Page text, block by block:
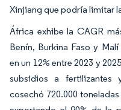
Xinjiang que podría limitar
África exhibe la CAGR
Benín, Burkina Faso y
en un 12% entre 2023 y
subsidios a fertilizantes
cosechó 720.000